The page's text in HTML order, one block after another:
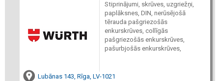
Stiprinājumi, skrūves, uzgriežņi,
paplāksnes, DIN, nerūsējošā
tērauda pašgriezošās
enkurskrūves, collīgās
pašgriezošās enkurskrūves,
pašurbjošās enkurskrūves,
Lubānas 143, Rīga, LV-1021